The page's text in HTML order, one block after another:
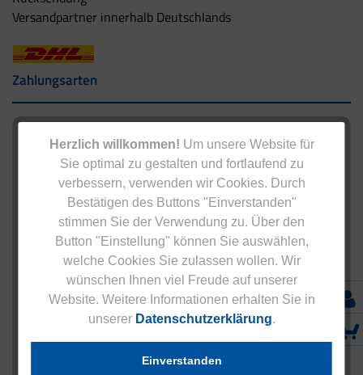
Herzlich willkommen! Um unsere Website für
Sie optimal zu gestalten und fortlaufend zu
verbessern, verwenden wir Cookies. Durch
Bestätigen des Buttons "Einverstanden"
stimmen Sie der Verwendung zu. Über den
Button "Einstellung" können Sie auswählen,
welche Cookies Sie zulassen wollen. Wir
wünschen Ihnen viel Freude auf unserer
Website. Weitere Informationen erhalten Sie in
unserer Datenschutzerklärung.
Einverstanden
Versandpartner innerhalb Deutschlands
Zahlungsarten